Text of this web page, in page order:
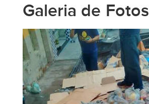
Galeria de Fotos